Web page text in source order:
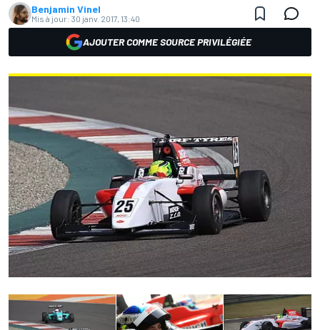
Benjamin Vinel
Mis à jour: 30 janv. 2017, 13:40
AJOUTER COMME SOURCE PRIVILÉGIÉE